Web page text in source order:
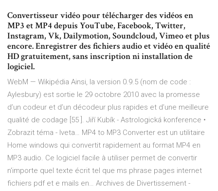
Convertisseur vidéo pour télécharger des vidéos en
MP3 et MP4 depuis YouTube, Facebook, Twitter,
Instagram, Vk, Dailymotion, Soundcloud, Vimeo et plus
encore. Enregistrer des fichiers audio et vidéo en qualité
HD gratuitement, sans inscription ni installation de
logiciel.
WebM — Wikipédia Ainsi, la version 0.9.5 (nom de code :
Aylesbury) est sortie le 29 octobre 2010 avec la promesse
d’un codeur et d’un décodeur plus rapides et d’une meilleure
qualité de codage [55 ]. Jiří Kubík - Astrologická konference •
Zobrazit téma - Iveta… MP4 to MP3 Converter est un utilitaire
Home windows qui convertit rapidement au format MP4 en
MP3 audio. Ce logiciel facile à utiliser permet de convertir
n'importe quel texte écrit tel que ms phrase pages internet
fichiers pdf et e mails en… Archives de Divertissement -